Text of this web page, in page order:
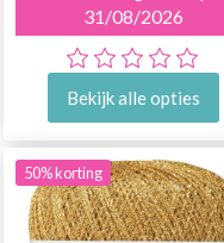
31/08/2026
Bekijk alle opties
50% korting